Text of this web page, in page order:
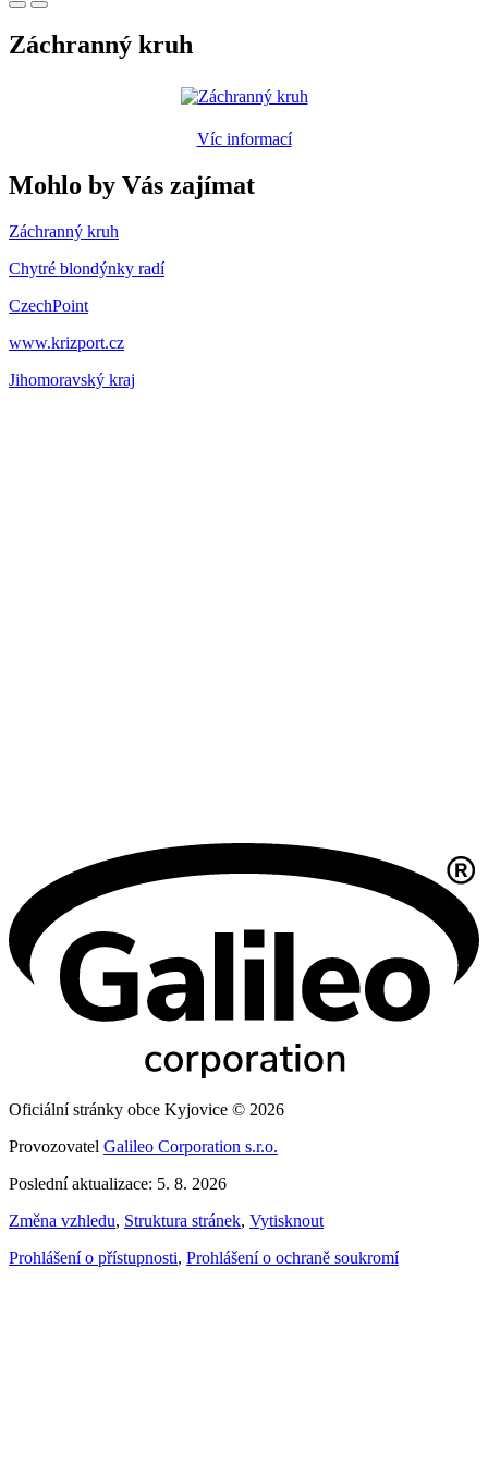
Záchranný kruh
Víc informací
Mohlo by Vás zajímat
Záchranný kruh
Chytré blondýnky radí
CzechPoint
www.krizport.cz
Jihomoravský kraj
Oficiální stránky obce Kyjovice © 2026
Provozovatel Galileo Corporation s.r.o.
Poslední aktualizace: 5. 8. 2026
Změna vzhledu, Struktura stránek, Vytisknout
Prohlášení o přístupnosti, Prohlášení o ochraně soukromí